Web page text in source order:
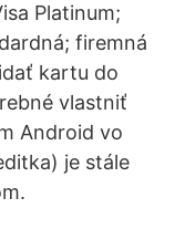
Platinum;
firemná
kartu do
vlastniť
Android vo
je stále